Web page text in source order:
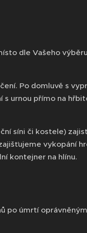
dle Vašeho
Po domluvě s
s urnou přímo na
síni či kostele)
vykopání
kontejner na hlínu.
po úmrtí